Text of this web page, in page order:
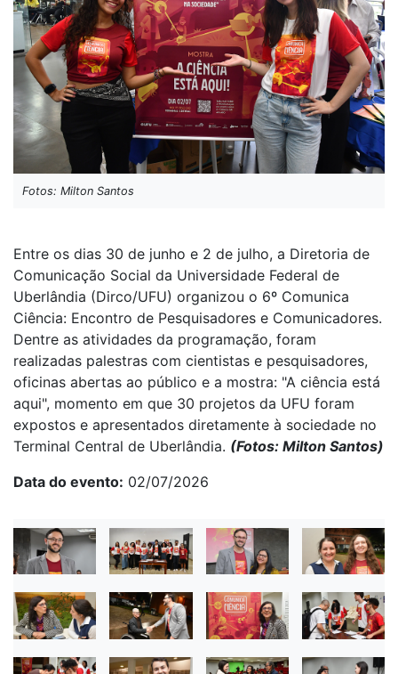
Fotos: Milton Santos
Entre os dias 30 de junho e 2 de julho, a Diretoria de
Comunicação Social da Universidade Federal de
Uberlândia (Dirco/UFU) organizou o 6º Comunica
Ciência: Encontro de Pesquisadores e Comunicadores.
Dentre as atividades da programação, foram
realizadas palestras com cientistas e pesquisadores,
oficinas abertas ao público e a mostra: "A ciência está
aqui", momento em que 30 projetos da UFU foram
expostos e apresentados diretamente à sociedade no
Terminal Central de Uberlândia. (Fotos: Milton Santos)
Data do evento 02/07/2026